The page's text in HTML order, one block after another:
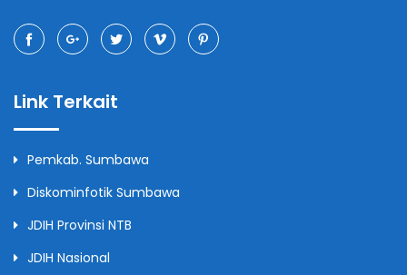
Link Terkait
Pemkab. Sumbawa
Diskominfotik Sumbawa
JDIH Provinsi NTB
JDIH Nasional